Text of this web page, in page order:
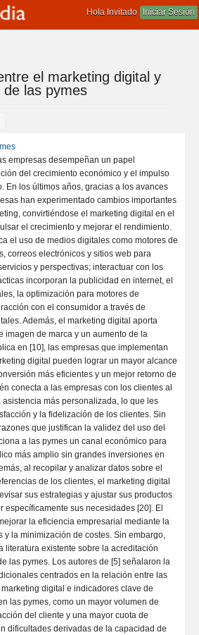
Iniciar Sesión
Hola Invitado
el marketing digital y
las pymes
empresas desempeñan un papel
del crecimiento económico y el impulso
En los últimos años, gracias a los avances
han experimentado cambios importantes
convirtiéndose el marketing digital en el
el crecimiento y mejorar el rendimiento.
el uso de medios digitales como motores de
correos electrónicos y sitios web para
y perspectivas; interactuar con los
incorporan la publicidad en internet, el
la optimización para motores de
con el consumidor a través de
Además, el marketing digital aporta
imagen de marca y un aumento de la
en [10], las empresas que implementan
digital pueden lograr un mayor alcance
más eficientes y un mejor retorno de
conecta a las empresas con los clientes al
más personalizada, lo que les
y la fidelización de los clientes. Sin
que justifican la validez del uso del
a las pymes un canal económico para
más amplio sin grandes inversiones en
al recopilar y analizar datos sobre el
de los clientes, el marketing digital
sus estrategias y ajustar sus productos
específicamente sus necesidades [20]. El
la eficiencia empresarial mediante la
y la minimización de costes. Sin embargo,
literatura existente sobre la acreditación
las pymes. Los autores de [5] señalaron la
centrados en la relación entre las
digital e indicadores clave de
las pymes, como un mayor volumen de
del cliente y una mayor cuota de
dificultades derivadas de la capacidad de